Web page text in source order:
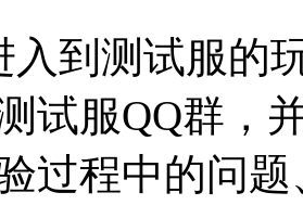
入到测试服的
试服QQ群，
过程中的问